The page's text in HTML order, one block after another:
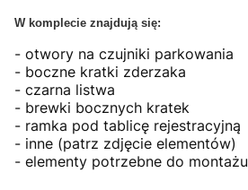
W komplecie znajdują się:
- otwory na czujniki parkowania
- boczne kratki zderzaka
- czarna listwa
- brewki bocznych kratek
- ramka pod tablicę rejestracyjną
- inne (patrz zdjęcie elementów)
- elementy potrzebne do montażu